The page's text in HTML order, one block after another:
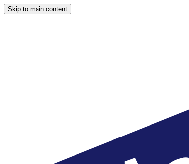
Skip to main content